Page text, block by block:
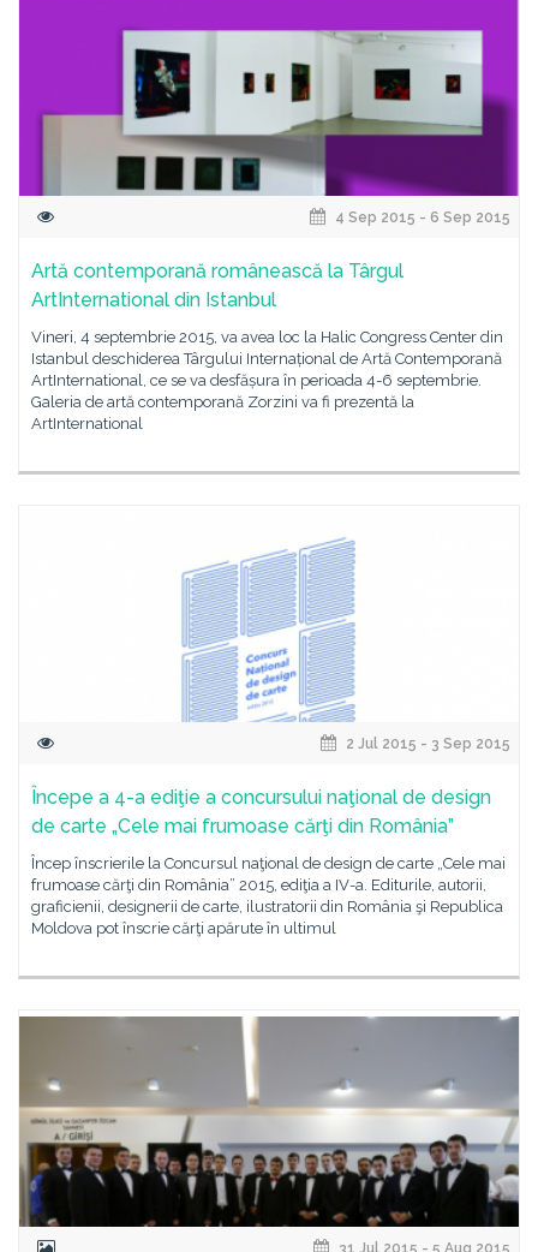
4 Sep 2015 - 6 Sep 2015
Artă contemporană românească la Târgul
ArtInternational din Istanbul
Vineri, 4 septembrie 2015, va avea loc la Halic Congress Center din
Istanbul deschiderea Târgului Internațional de Artă Contemporană
ArtInternational, ce se va desfășura în perioada 4-6 septembrie.
Galeria de artă contemporană Zorzini va fi prezentă la
ArtInternational
2 Jul 2015 - 3 Sep 2015
Începe a 4-a ediţie a concursului naţional de design
de carte „Cele mai frumoase cărţi din România”
Încep înscrierile la Concursul naţional de design de carte „Cele mai
frumoase cărţi din România” 2015, ediţia a IV-a. Editurile, autorii,
graficienii, designerii de carte, ilustratorii din România şi Republica
Moldova pot înscrie cărţi apărute în ultimul
31 Jul 2015 - 5 Aug 2015